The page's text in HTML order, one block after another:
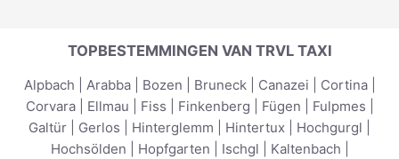
TOPBESTEMMINGEN VAN TRVL TAXI
Alpbach Arabba| Bozen Bruneck Canazei Cortina|
Corvara| Ellmau Fiss Finkenberg Fügen Fulpmes
Galtür
Gerlos Hinterglemm Hintertux Hochgurgl
Hochsölden
Hopfgarten Ischgl Kaltenbach